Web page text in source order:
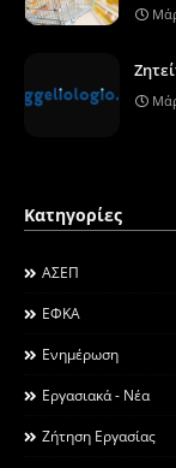
Κατηγορίες
ΑΣΕΠ
ΕΦΚΑ
Ενημέρωση
Εργασιακά - Νέα
Ζήτηση Εργασίας